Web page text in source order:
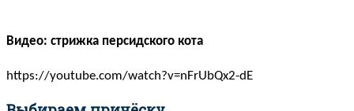
Видео: стрижка персидского кота
https://youtube.com/watch?v=nFrUbQx2-dE